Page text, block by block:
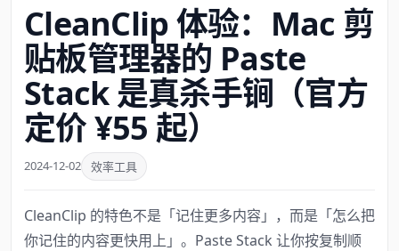
CleanClip 体验：Mac 剪
贴板管理器的 Paste
Stack 是真杀手锏（官方
定价 ¥55 起）
2024-12-02 效率工具
CleanClip 的特色不是「记住更多内容」，而是「怎么把
你记住的内容更快用上」。Paste Stack 让你按复制顺